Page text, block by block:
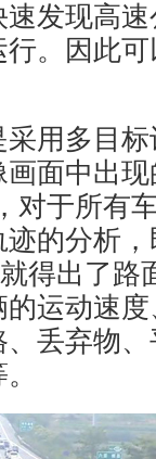
发现高
。因此
用多目标
面中出
对于所有
的分析
得出了路
运动速
丢弃物